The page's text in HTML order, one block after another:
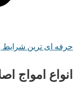
حرفه ای ترین شرایط
انواع امواج